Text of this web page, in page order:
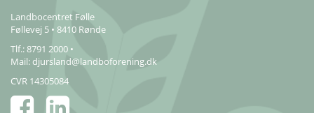
Landbocentret Følle
Føllevej 5 • 8410 Rønde
Tlf.: 8791 2000 •
Mail:djursland@landboforening.dk
CVR 14305084